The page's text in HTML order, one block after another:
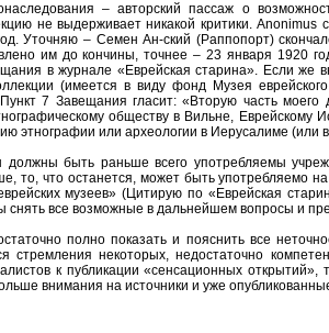
– авторский пассаж о
не выдерживает никакой критики.
Уточняю – Семен Ан-ский (Раппопорт)
им до кончины, точнее – 23 января 1920
в журнале «Еврейская старина». Если же
(имеется в виду фонд Музея
7 Завещания гласит: «Вторую часть
обществу в Вильне, Еврейскому
этнографии или археологии в Иерусалиме (или
должны быть раньше всего употребляемы
то, что останется, может быть употребляемо
музеев» (Цитирую по «Еврейская
снять все возможные в дальнейшем вопросы и
полно показать и пояснить все
стремления некоторых, недостаточно
к публикации «сенсационных открытий»,
внимания на источники и уже